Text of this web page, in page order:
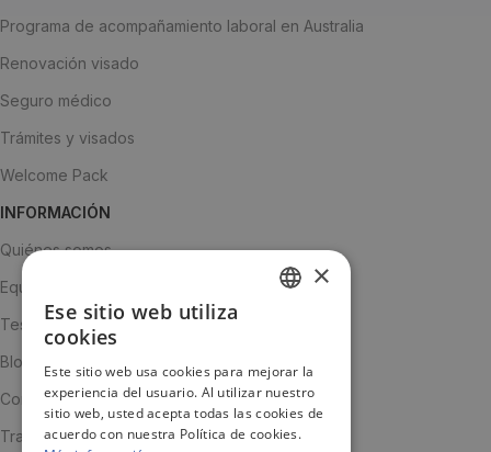
Programa de acompañamiento laboral en Australia
Renovación visado
Seguro médico
Trámites y visados
Welcome Pack
INFORMACIÓN
Quiénes somos
Equipo
Testimonios
Blog
Contacto
Trabaja con nosotros
JA
×
Ese sitio web utiliza
cookies
Este sitio web usa cookies para mejorar la
experiencia del usuario. Al utilizar nuestro
sitio web, usted acepta todas las cookies de
acuerdo con nuestra Política de cookies.